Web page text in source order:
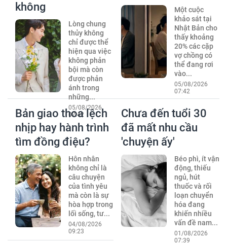
không
Lòng chung
thủy không
chỉ được thể
hiện qua việc
không phản
bội mà còn
được phản
ánh trong
những...
05/08/2026
07:42
Một cuộc
khảo sát tại
Nhật Bản cho
thấy khoảng
20% các cặp
vợ chồng có
thể đang rơi
vào...
05/08/2026
07:42
Bản giao thoa lệch
nhịp hay hành trình
tìm đồng điệu?
Hôn nhân
không chỉ là
câu chuyện
của tình yêu
mà còn là sự
hòa hợp trong
lối sống, tư...
04/08/2026
09:23
Chưa đến tuổi 30
đã mất nhu cầu
'chuyện ấy'
Béo phì, ít vận
động, thiếu
ngủ, hút
thuốc và rối
loạn chuyển
hóa đang
khiến nhiều
vấn đề nam...
01/08/2026
07:39